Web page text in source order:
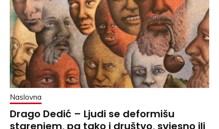
Naslovna
Drago Dedić – Ljudi se deformišu
starenjem, pa tako i društvo, svjesno ili